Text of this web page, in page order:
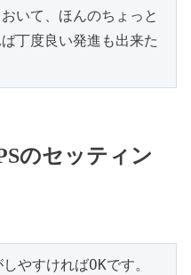
いて、ほんのちょっと
丁度良い発進も出来た
のセッティン
やすければOKです。